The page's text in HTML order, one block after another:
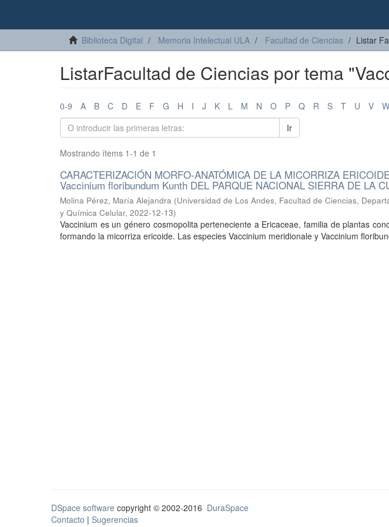
Biblioteca Digital Memoria Intelectual ULA Facultad de Ciencias Listar
ListarFacultad de Ciencias por tema
0-9 A B C D E F G H I J K L M N O P Q R S T U V W
Ir
Mostrando ítems 1-1 de 1
CARACTERIZACIÓN MORFO-ANATÓMICA DE LA MICORRIZA
Vaccinium floribundum Kunth DEL PARQUE NACIONAL SIERRA DE LA
Molina Pérez, María Alejandra (Universidad de Los Andes, Facultad de Ciencias,
y Química Celular, 2022-12-13)
Vaccinium es un género cosmopolita perteneciente a Ericaceae, familia de plantas
formando la micorriza ericoide. Las especies Vaccinium meridionale y Vaccinium
DSpace software copyright © 2002-2016 DuraSpace
Contacto | Sugerencias